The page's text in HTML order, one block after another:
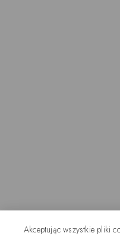
Akceptując wszystkie pliki